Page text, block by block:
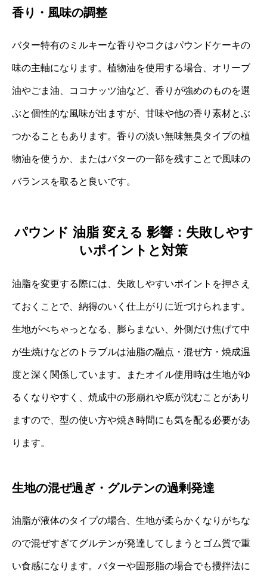
香り・風味の調整
バター特有のミルキーな香りやコクはパウンドケーキの
味の主軸になります。植物油を使用する場合、オリーブ
油やごま油、ココナッツ油など、香りが強めのものを選
ぶと個性的な風味が出ますが、甘味や他の香り素材とぶ
つかることもあります。香りの淡い無味無臭タイプの植
物油を使うか、またはバターの一部を残すことで風味の
バランスを取ると良いです。
パウンド 油脂 変える 影響：失敗しやす
いポイントと対策
油脂を変更する際には、失敗しやすいポイントを押さえ
ておくことで、納得のいく仕上がりに近づけられます。
生地がべちゃっとなる、膨らまない、外側だけ焦げて中
が生焼けなどのトラブルは油脂の融点・混ぜ方・焼成温
度と深く関係しています。またオイル使用時は生地がゆ
るくなりやすく、焼成中の形崩れや底が沈むことがあり
ますので、型の使い方や焼き時間にも気を配る必要があ
ります。
生地の混ぜ過ぎ・グルテンの過剰発達
油脂が液体のタイプの場合、生地が柔らかくなりがちな
ので混ぜすぎてグルテンが発達してしまうとゴム質で重
い食感になります。バターや固形脂の場合でも攪拌法に